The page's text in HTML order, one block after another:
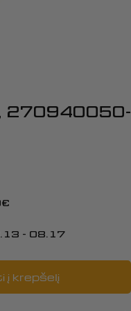
270940050-
- 08.17
į krepšelį